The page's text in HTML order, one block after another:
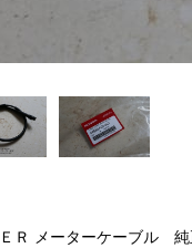
ＥＲ メーターケーブル